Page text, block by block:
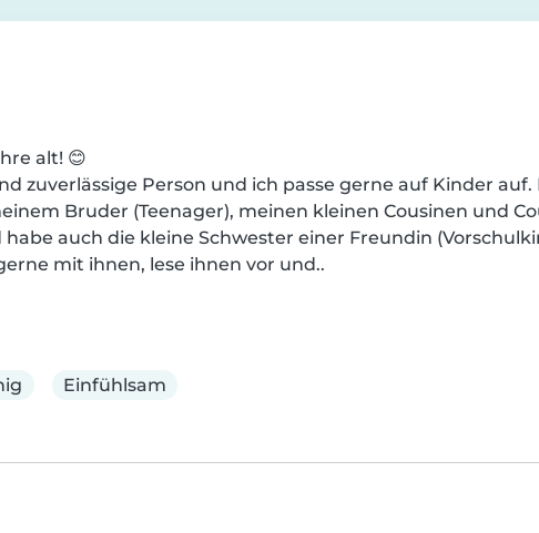
alt! 😊
zuverlässige Person und ich passe gerne auf Kinder auf.
Bruder (Teenager), meinen kleinen Cousinen und
habe auch die kleine Schwester einer Freundin
mit ihnen, lese ihnen vor und..
Einfühlsam